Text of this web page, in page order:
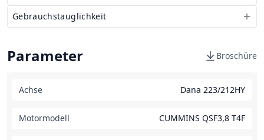
Gebrauchstauglichkeit
Parameter Broschüre
Achse Dana 223/212HY
Motormodell CUMMINS QSF3,8 T4F